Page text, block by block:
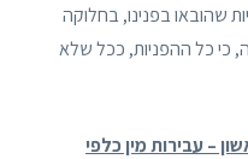
שהובאו בפנינו, בחלוקה
כי כל ההפניות, ככל שלא
– עבירות מין כלפי